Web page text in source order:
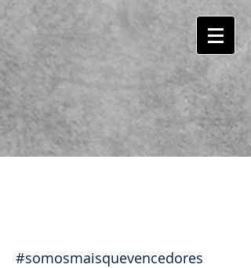
#somosmaisquevencedores